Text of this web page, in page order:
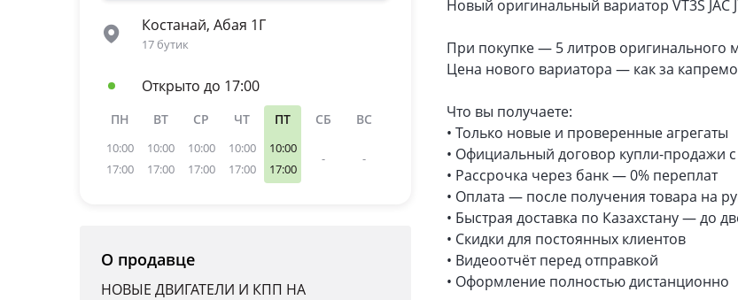
Костанай, Абая 1Г
17 бутик
Открыто до 17:00
ПН
10:00
17:00
ВТ
10:00
17:00
СР
10:00
17:00
ЧТ
10:00
17:00
ПТ
10:00
17:00
СБ
-
ВС
-
О продавце
НОВЫЕ ДВИГАТЕЛИ И КПП НА
Новый оригинальный вариатор VT3S JAC
При покупке — 5 литров оригинального
Цена нового вариатора — как за
Что вы получаете:
• Только новые и проверенные агрегаты
• Официальный договор купли-продажи
• Рассрочка через банк — 0% переплат
• Оплата — после получения товара на
• Быстрая доставка по Казахстану — до
• Скидки для постоянных клиентов
• Видеоотчёт перед отправкой
• Оформление полностью дистанционно